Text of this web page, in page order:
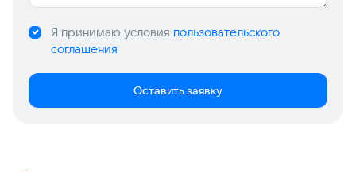
Я принимаю условия пользовательского
соглашения
Оставить заявку